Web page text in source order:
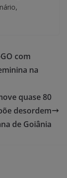
com
na
quase 80
desordem
de Goiânia